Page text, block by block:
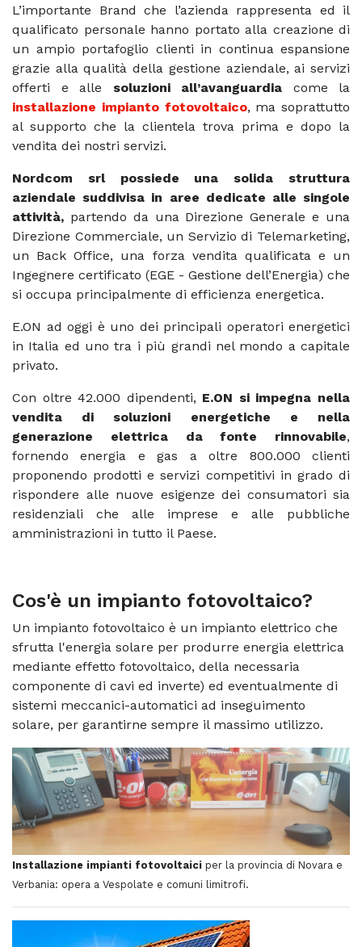
L’importante Brand che l’azienda rappresenta ed il
qualificato personale hanno portato alla creazione di
un ampio portafoglio clienti in continua espansione
grazie alla qualità della gestione aziendale, ai servizi
offerti e alle soluzioni all’avanguardia come la
installazione impianto fotovoltaico, ma soprattutto
al supporto che la clientela trova prima e dopo la
vendita dei nostri servizi.
Nordcom srl possiede una solida struttura
aziendale suddivisa in aree dedicate alle singole
attività, partendo da una Direzione Generale e una
Direzione Commerciale, un Servizio di Telemarketing,
un Back Office, una forza vendita qualificata e un
Ingegnere certificato (EGE - Gestione dell’Energia) che
si occupa principalmente di efficienza energetica.
E.ON ad oggi è uno dei principali operatori energetici
in Italia ed uno tra i più grandi nel mondo a capitale
privato.
Con oltre 42.000 dipendenti, E.ON si impegna nella
vendita di soluzioni energetiche e nella
generazione elettrica da fonte rinnovabile,
fornendo energia e gas a oltre 800.000 clienti
proponendo prodotti e servizi competitivi in grado di
rispondere alle nuove esigenze dei consumatori sia
residenziali che alle imprese e alle pubbliche
amministrazioni in tutto il Paese.
Cos'è un impianto fotovoltaico?
Un impianto fotovoltaico è un impianto elettrico che
sfrutta l'energia solare per produrre energia elettrica
mediante effetto fotovoltaico, della necessaria
componente di cavi ed inverte) ed eventualmente di
sistemi meccanici-automatici ad inseguimento
solare, per garantirne sempre il massimo utilizzo.
Installazione impianti fotovoltaici per la provincia di Novara e
Verbania: opera a Vespolate e comuni limitrofi.